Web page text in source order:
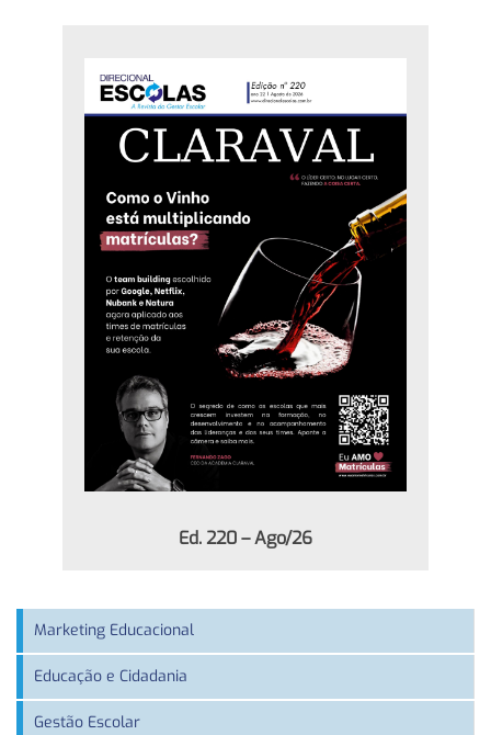
Ed. 220 – Ago/26
Marketing Educacional
Educação e Cidadania
Gestão Escolar